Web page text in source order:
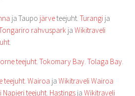
ja Taupo järveteejuht. Turangi ja
rahvuspark ja Wikitraveli
.
teejuht. Tokomary Bay. Tolaga Bay.
teejuht. Wairoa ja Wikitraveli Wairoa
Napieri teejuht. Hastings ja Wikitraveli